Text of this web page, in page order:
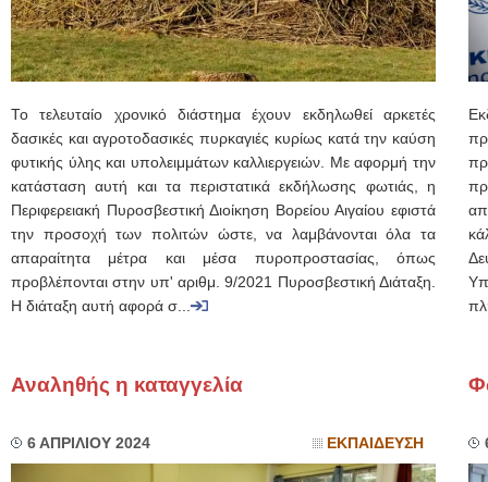
Το τελευταίο χρονικό διάστημα έχουν εκδηλωθεί αρκετές
δασικές και αγροτοδασικές πυρκαγιές κυρίως κατά την καύση
φυτικής ύλης και υπολειμμάτων καλλιεργειών. Με αφορμή την
κατάσταση αυτή και τα περιστατικά εκδήλωσης φωτιάς, η
Περιφερειακή Πυροσβεστική Διοίκηση Βορείου Αιγαίου εφιστά
την προσοχή των πολιτών ώστε, να λαμβάνονται όλα τα
απαραίτητα μέτρα και μέσα πυροπροστασίας, όπως
προβλέπονται στην υπ' αριθμ. 9/2021 Πυροσβεστική Διάταξη.
Η διάταξη αυτή αφορά σ...
Αναληθής η καταγγελία
6 ΑΠΡΙΛΙΟΥ 2024 ΕΚΠΑΙΔΕΥΣΗ